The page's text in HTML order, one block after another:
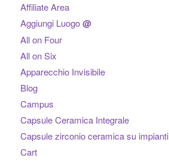
Affiliate Area
Aggiungi Luogo@
All on Four
All on Six
Apparecchio Invisibile
Blog
Campus
Capsule Ceramica Integrale
Capsule zirconio ceramica su impianti
Cart